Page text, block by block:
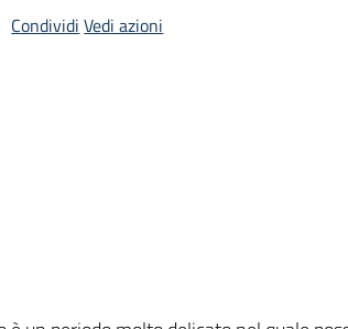
Condividi Vedi azioni